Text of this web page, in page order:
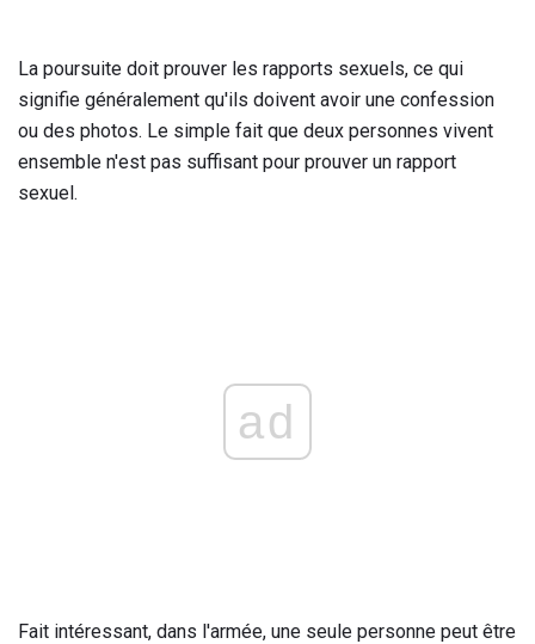
La poursuite doit prouver les rapports sexuels, ce qui
signifie généralement qu'ils doivent avoir une confession
ou des photos. Le simple fait que deux personnes vivent
ensemble n'est pas suffisant pour prouver un rapport
sexuel.
ad
Fait intéressant, dans l'armée, une seule personne peut être